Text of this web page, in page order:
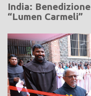
India:
“Lumen Carmeli”